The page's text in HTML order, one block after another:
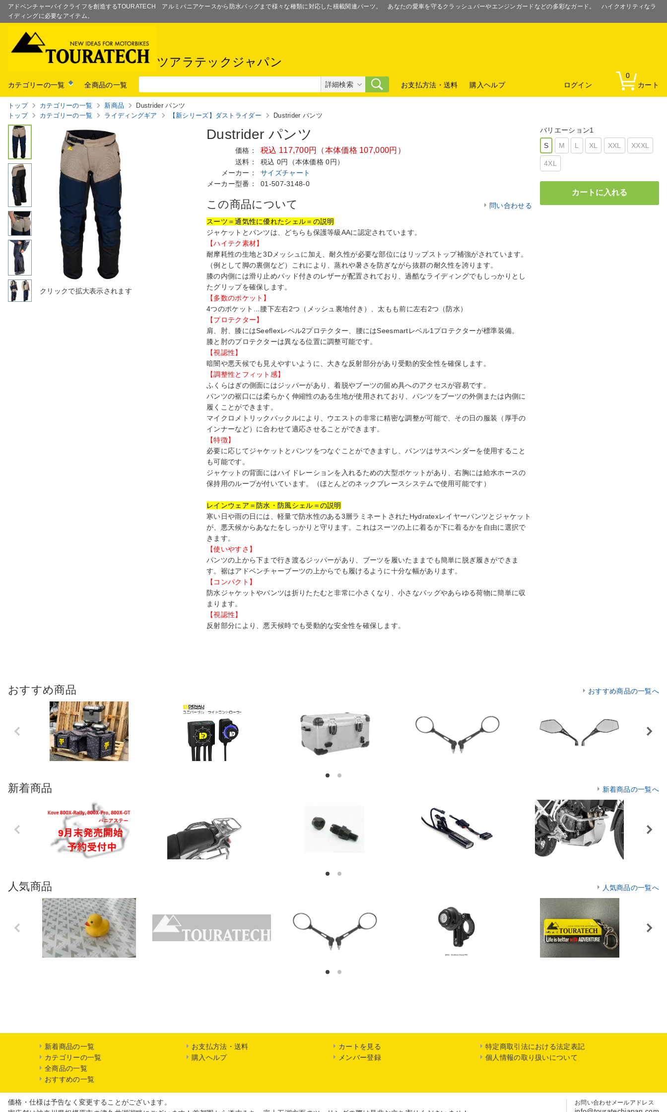
アドベンチャーバイクライフを創造するTOURATECH アルミパニアケースから防水バッグまで様々な種類に対応した積載関連パーツ。 あなたの愛車を守るクラッシュバーやエンジンガードなどの多彩なガード。 ハイクオリティなラ
イディングに必要なアイテム。
ツアラテックジャパン
カテゴリーの一覧 全商品の一覧 ログイン カート
0
お支払方法・送料
購入ヘルプ
詳細検索
トップ カテゴリーの一覧 新商品
Dustrider パンツ
トップ
カテゴリーの一覧 ライディングギア 【新シリーズ】ダストライダー Dustrider パンツ
バリエーション1
S
M L XL XXL XXXL
4XL
Dustrider パンツ
価格： 税込 117,700円（本体価格 107,000円）
送料：
税込 0円（本体価格 0円）
メーカー：
サイズチャート
メーカー型番：
01-507-3148-0
この商品について
問い合わせる
スーツ＝通気性に優れたシェル＝の説明
ジャケットとパンツは、どちらも保護等級AAに認定されています。
【ハイテク素材】
耐摩耗性の生地と3Dメッシュに加え、耐久性が必要な部位にはリップストップ補強がされています。
（例として脚の裏側など）これにより、蒸れや暑さを防ぎながら抜群の耐久性を誇ります。
膝の内側には滑り止めパッド付きのレザーが配置されており、過酷なライディングでもしっかりとし
たグリップを確保します。
【多数のポケット】
4つのポケット…腰下左右2つ（メッシュ裏地付き）、太もも前に左右2つ（防水）
【プロテクター】
肩、肘、膝にはSeeflexレベル2プロテクター、腰にはSeesmartレベル1プロテクターが標準装備。
膝と肘のプロテクターは異なる位置に調整可能です。
【視認性】
暗闇や悪天候でも見えやすいように、大きな反射部分があり受動的安全性を確保します。
【調整性とフィット感】
ふくらはぎの側面にはジッパーがあり、着脱やブーツの留め具へのアクセスが容易です。
パンツの裾口には柔らかく伸縮性のある生地が使用されており、パンツをブーツの外側または内側に
履くことができます。
マイクロメトリックバックルにより、ウエストの非常に精密な調整が可能で、その日の服装（厚手の
インナーなど）に合わせて適応させることができます。
【特徴】
必要に応じてジャケットとパンツをつなぐことができますし、パンツはサスペンダーを使用すること
も可能です。
ジャケットの背面にはハイドレーションを入れるための大型ポケットがあり、右胸には給水ホースの
保持用のループが付いています。（ほとんどのネックブレースシステムで使用可能です）
レインウェア＝防水・防風シェル＝の説明
寒い日や雨の日には、軽量で防水性のある3層ラミネートされたHydratexレイヤーパンツとジャケット
が、悪天候からあなたをしっかりと守ります。これはスーツの上に着るか下に着るかを自由に選択で
きます。
【使いやすさ】
パンツの上から下まで行き渡るジッパーがあり、ブーツを履いたままでも簡単に脱ぎ履きができま
す。裾はアドベンチャーブーツの上からでも履けるように十分な幅があります。
【コンパクト】
防水ジャケットやパンツは折りたたむと非常に小さくなり、小さなバッグやあらゆる荷物に簡単に収
まります。
【視認性】
反射部分により、悪天候時でも受動的な安全性を確保します。
おすすめ商品 おすすめ商品の一覧へ
Previo
us
Next
1 2
新着商品 新着商品の一覧へ
Previo
us
Next
1 2
人気商品 人気商品の一覧へ
Previo
us
Next
1 2
新着商品の一覧
カテゴリーの一覧
全商品の一覧
おすすめの一覧
お支払方法・送料
購入ヘルプ
カートを見る
メンバー登録
特定商取引法における法定表記
個人情報の取り扱いについて
価格・仕様は予告なく変更することがございます。
お問い合わせメールアドレス